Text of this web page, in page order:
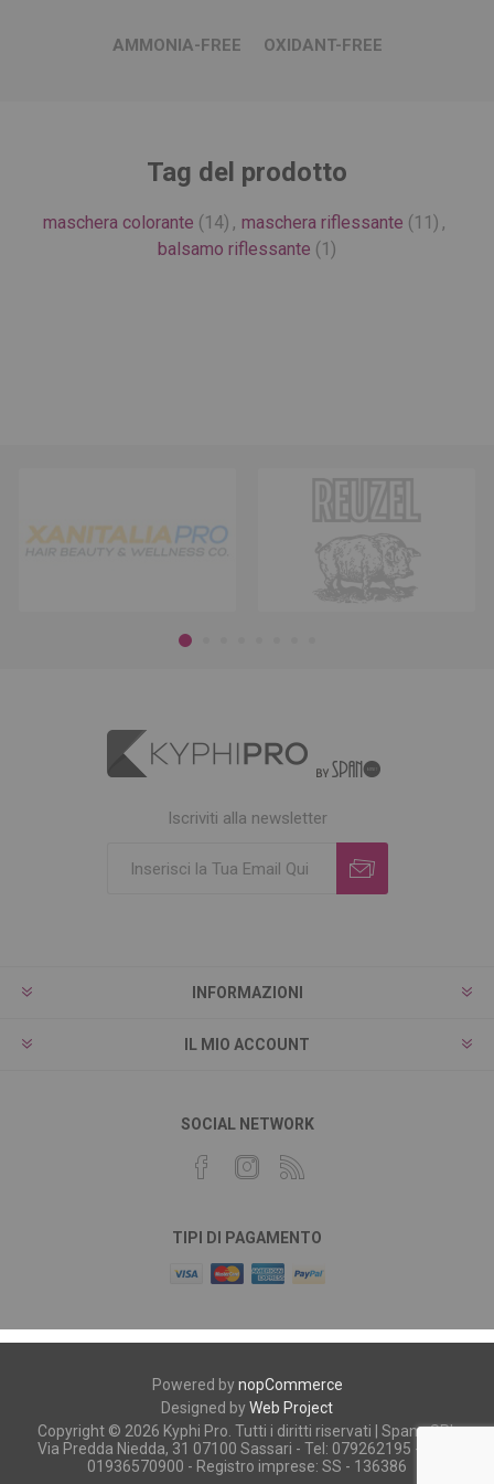
AMMONIA-FREE OXIDANT-FREE
Tag del prodotto
maschera colorante (14) , maschera riflessante (11) ,
balsamo riflessante (1)
Iscriviti alla newsletter
INFORMAZIONI
IL MIO ACCOUNT
SOCIAL NETWORK
TIPI DI PAGAMENTO
Powered bynopCommerce
Designed byWeb Project
Copyright © 2026 Kyphi Pro. Tutti i diritti riservati | Spano SRL
Via Predda Niedda, 31 07100 Sassari - Tel: 079262195 - P.iva:
01936570900 - Registro imprese: SS - 136386